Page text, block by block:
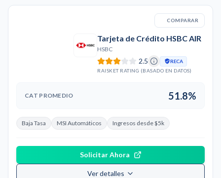
COMPARAR
Tarjeta de Crédito HSBC AIR
HSBC
2.5
RECA
RAISKET RATING (BASADO EN DATOS)
CAT PROMEDIO 51.8%
Baja Tasa MSI Automáticos Ingresos desde $5k
Solicitar Ahora
Ver detalles